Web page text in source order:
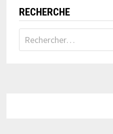
RECHERCHE
Rechercher :